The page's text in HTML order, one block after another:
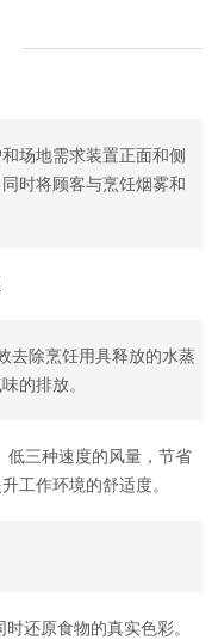
场地需求装置正面和侧
时将顾客与烹饪烟雾和
去除烹饪用具释放的水蒸
的排放。
低三种速度的风量，节省
工作环境的舒适度。
还原食物的真实色彩。